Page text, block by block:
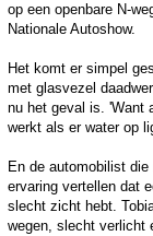
op een openbare N-
Nationale Autoshow.
Het komt er simpel
met glasvezel
nu het geval is. 'Want
werkt als er water op
En de automobilist
ervaring vertellen dat
slecht zicht hebt.
wegen, slecht verlicht